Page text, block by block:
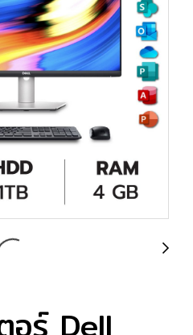
อร์ Dell